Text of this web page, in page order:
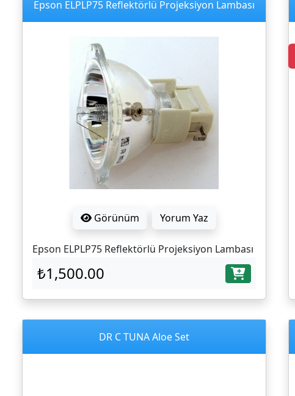
Epson ELPLP75 Reflektörlü Projeksiyon Lambası
Görünüm Yorum Yaz
Epson ELPLP75 Reflektörlü Projeksiyon Lambası
₺1,500.00
DR C TUNA Aloe Set